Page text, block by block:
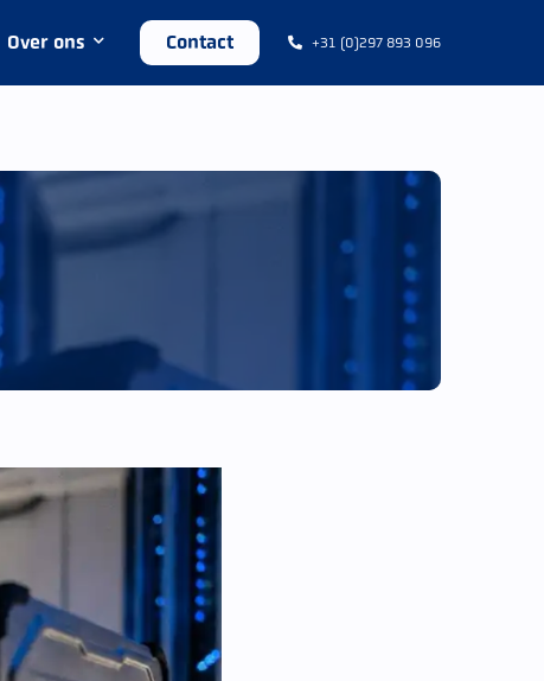
Over ons Contact +31 (0)297 893 096